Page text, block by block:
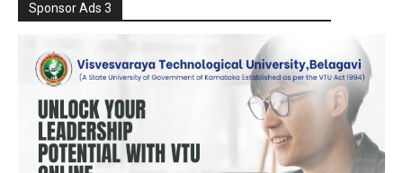
Sponsor Ads 3